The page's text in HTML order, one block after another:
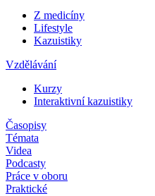
Z medicíny
Lifestyle
Kazuistiky
Vzdělávání
Kurzy
Interaktivní kazuistiky
Časopisy
Témata
Videa
Podcasty
Práce v oboru
Praktické